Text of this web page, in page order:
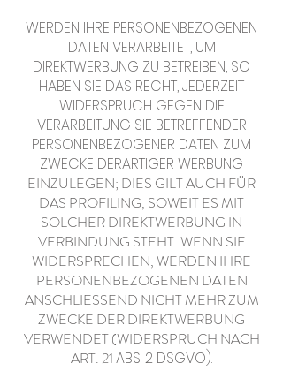
WERDEN IHRE PERSONENBEZOGENEN
DATEN VERARBEITET, UM
DIREKTWERBUNG ZU BETREIBEN, SO
HABEN SIE DAS RECHT, JEDERZEIT
WIDERSPRUCH GEGEN DIE
VERARBEITUNG SIE BETREFFENDER
PERSONENBEZOGENER DATEN ZUM
ZWECKE DERARTIGER WERBUNG
EINZULEGEN; DIES GILT AUCH FÜR
DAS PROFILING, SOWEIT ES MIT
SOLCHER DIREKTWERBUNG IN
VERBINDUNG STEHT. WENN SIE
WIDERSPRECHEN, WERDEN IHRE
PERSONENBEZOGENEN DATEN
ANSCHLIESSEND NICHT MEHR ZUM
ZWECKE DER DIREKTWERBUNG
VERWENDET (WIDERSPRUCH NACH
ART. 21ABS. 2 DSGVO).